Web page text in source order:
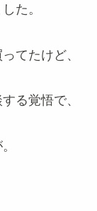
た。
てたけど、
る覚悟で、